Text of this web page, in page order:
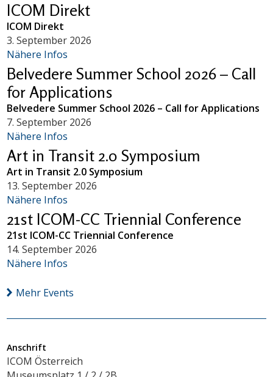
ICOM Direkt
ICOM Direkt
3. September 2026
Nähere Infos
Belvedere Summer School 2026 – Call
for Applications
Belvedere Summer School 2026 – Call for Applications
7. September 2026
Nähere Infos
Art in Transit 2.0 Symposium
Art in Transit 2.0 Symposium
13. September 2026
Nähere Infos
21st ICOM-CC Triennial Conference
21st ICOM-CC Triennial Conference
14. September 2026
Nähere Infos
Mehr Events
Anschrift
ICOM Österreich